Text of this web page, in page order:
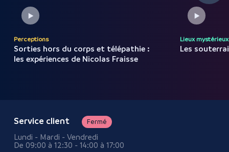
Perceptions
Sorties hors du corps et télépathie :
les expériences de Nicolas Fraisse
Lieux mystérieux
Les
Service client Fermé
Lundi - Mardi - Vendredi
De 09:00 à 12:30 - 14:00 à 17:00